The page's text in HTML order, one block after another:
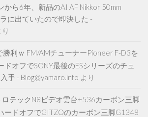
から6年、新品のAI AF Nikkor 50mm
に出ていたので即決した -
り
勝利ｗ FM/AMチューナーPioneer F-D3を
ドオフでSONY最後のESシリーズのチュ
手 - Blog@yamaro.info より
テックN8ビデオ雲台+536カーボン三脚
ードオフでGITZOのカーボン三脚G1348